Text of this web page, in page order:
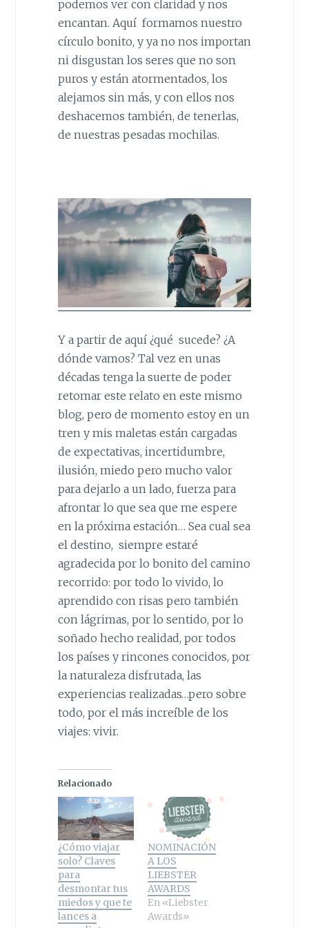
podemos ver con claridad y nos
encantan. Aquí formamos nuestro
círculo bonito, y ya no nos importan
ni disgustan los seres que no son
puros y están atormentados, los
alejamos sin más, y con ellos nos
deshacemos también, de tenerlas,
de nuestras pesadas mochilas.
Y a partir de aquí ¿qué sucede? ¿A
dónde vamos? Tal vez en unas
décadas tenga la suerte de poder
retomar este relato en este mismo
blog, pero de momento estoy en un
tren y mis maletas están cargadas
de expectativas, incertidumbre,
ilusión, miedo pero mucho valor
para dejarlo a un lado, fuerza para
afrontar lo que sea que me espere
en la próxima estación… Sea cual sea
el destino, siempre estaré
agradecida por lo bonito del camino
recorrido: por todo lo vivido, lo
aprendido con risas pero también
con lágrimas, por lo sentido, por lo
soñado hecho realidad, por todos
los países y rincones conocidos, por
la naturaleza disfrutada, las
experiencias realizadas…pero sobre
todo, por el más increíble de los
viajes: vivir.
Relacionado
¿Cómo viajar
solo? Claves
para
desmontar tus
miedos y que te
lances a
NOMINACIÓN
A LOS
LIEBSTER
AWARDS
En «Liebster
Awards»